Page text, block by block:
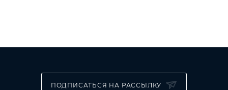
ПОДПИСАТЬСЯ НА РАССЫЛКУ